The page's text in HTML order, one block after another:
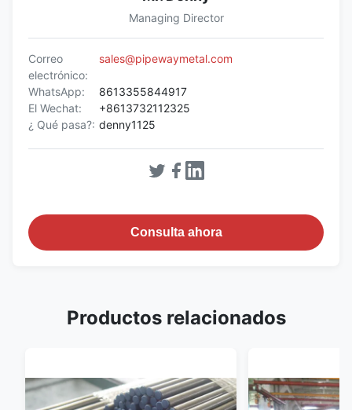
Managing Director
Correo
electrónico:
sales@pipewaymetal.com
WhatsApp:
8613355844917
El Wechat:
+8613732112325
¿ Qué pasa?: denny1125
Consulta ahora
Productos relacionados